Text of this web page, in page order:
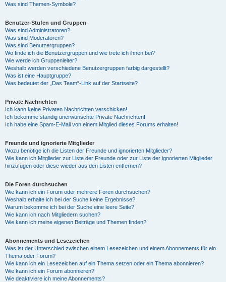
Was sind Themen-Symbole?
Benutzer-Stufen und Gruppen
Was sind Administratoren?
Was sind Moderatoren?
Was sind Benutzergruppen?
Wo finde ich die Benutzergruppen und wie trete ich ihnen bei?
Wie werde ich Gruppenleiter?
Weshalb werden verschiedene Benutzergruppen farbig dargestellt?
Was ist eine Hauptgruppe?
Was bedeutet der „Das Team“-Link auf der Startseite?
Private Nachrichten
Ich kann keine Privaten Nachrichten verschicken!
Ich bekomme ständig unerwünschte Private Nachrichten!
Ich habe eine Spam-E-Mail von einem Mitglied dieses Forums erhalten!
Freunde und ignorierte Mitglieder
Wozu benötige ich die Listen der Freunde und ignorierten Mitglieder?
Wie kann ich Mitglieder zur Liste der Freunde oder zur Liste der ignorierten Mitglieder
hinzufügen oder diese wieder aus den Listen entfernen?
Die Foren durchsuchen
Wie kann ich ein Forum oder mehrere Foren durchsuchen?
Weshalb erhalte ich bei der Suche keine Ergebnisse?
Warum bekomme ich bei der Suche eine leere Seite?
Wie kann ich nach Mitgliedern suchen?
Wie kann ich meine eigenen Beiträge und Themen finden?
Abonnements und Lesezeichen
Was ist der Unterschied zwischen einem Lesezeichen und einem Abonnements für ein
Thema oder Forum?
Wie kann ich ein Lesezeichen auf ein Thema setzen oder ein Thema abonnieren?
Wie kann ich ein Forum abonnieren?
Wie deaktiviere ich meine Abonnements?